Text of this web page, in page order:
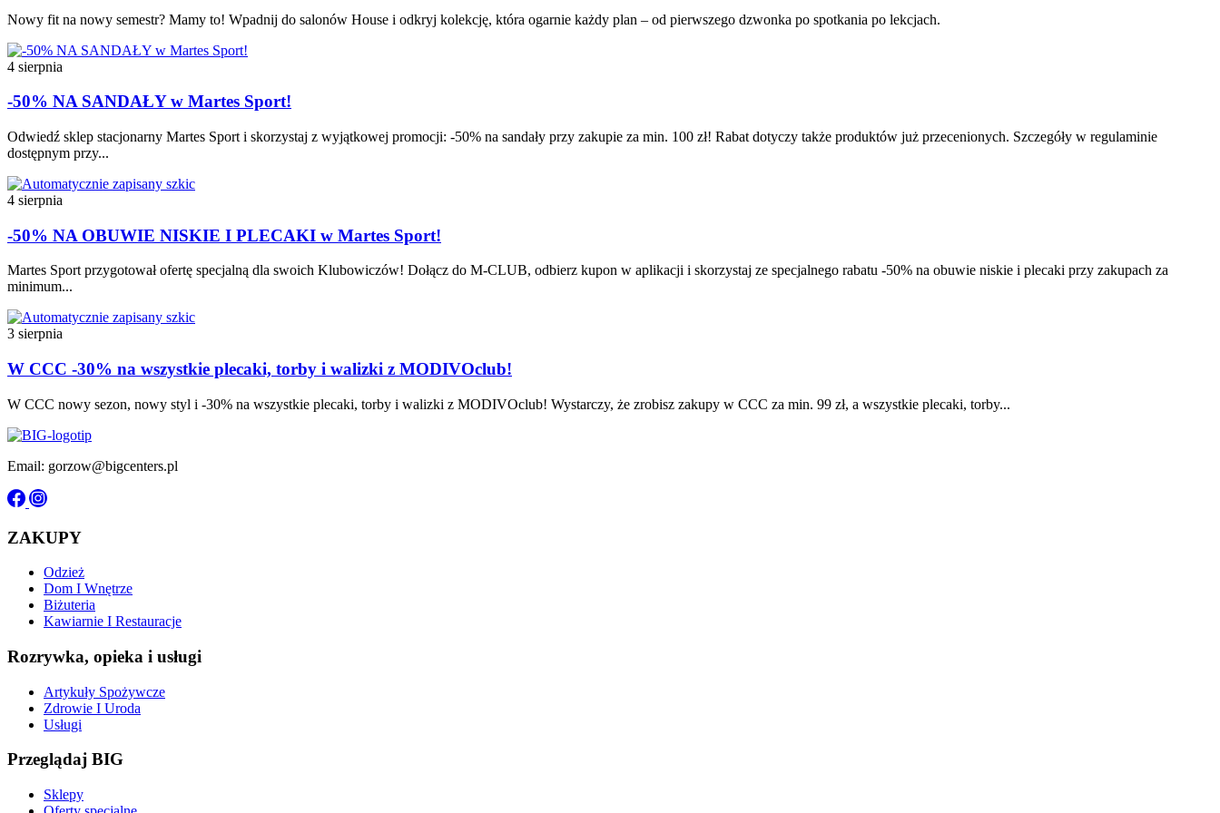
Nowy fit na nowy semestr? Mamy to! Wpadnij do salonów House i odkryj kolekcję, która ogarnie każdy plan – od pierwszego dzwonka po spotkania po lekcjach.
4 sierpnia
-50% NA SANDAŁY w Martes Sport!
Odwiedź sklep stacjonarny Martes Sport i skorzystaj z wyjątkowej promocji: -50% na sandały przy zakupie za min. 100 zł! Rabat dotyczy także produktów już przecenionych. Szczegóły w regulaminie
dostępnym przy...
4 sierpnia
-50% NA OBUWIE NISKIE I PLECAKI w Martes Sport!
Martes Sport przygotował ofertę specjalną dla swoich Klubowiczów! Dołącz do M-CLUB, odbierz kupon w aplikacji i skorzystaj ze specjalnego rabatu -50% na obuwie niskie i plecaki przy zakupach za
minimum...
3 sierpnia
W CCC -30% na wszystkie plecaki, torby i walizki z MODIVOclub!
W CCC nowy sezon, nowy styl i -30% na wszystkie plecaki, torby i walizki z MODIVOclub! Wystarczy, że zrobisz zakupy w CCC za min. 99 zł, a wszystkie plecaki, torby...
Email: gorzow@bigcenters.pl
ZAKUPY
Odzież
Dom I Wnętrze
Biżuteria
Kawiarnie I Restauracje
Rozrywka, opieka i usługi
Artykuły Spożywcze
Zdrowie I Uroda
Usługi
Przeglądaj BIG
Sklepy